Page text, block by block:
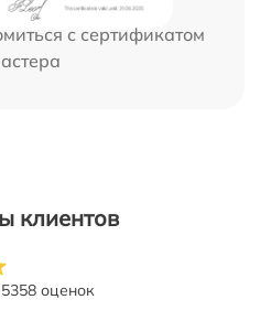
с сертификатом
клиентов
5358 оценок